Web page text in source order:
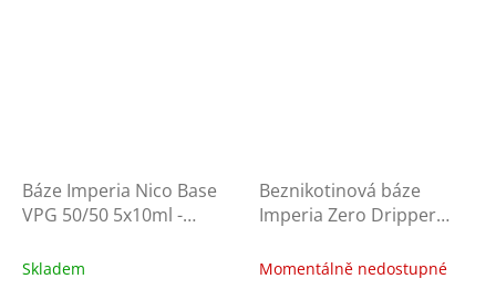
Báze Imperia Nico Base
VPG 50/50 5x10ml -
Skladem
Beznikotinová báze
Imperia Zero Dripper
Momentálně nedostupné